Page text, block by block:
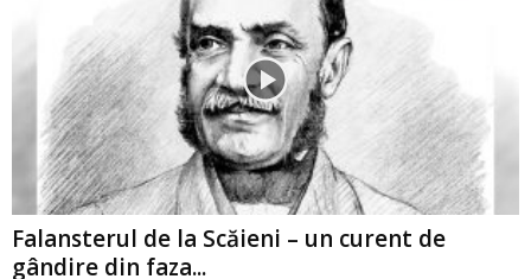
Falansterul de la Scăieni – un curent de
gândire din faza...